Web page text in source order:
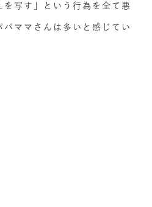
を写す」という行為を全て悪
パママさんは多いと感じてい